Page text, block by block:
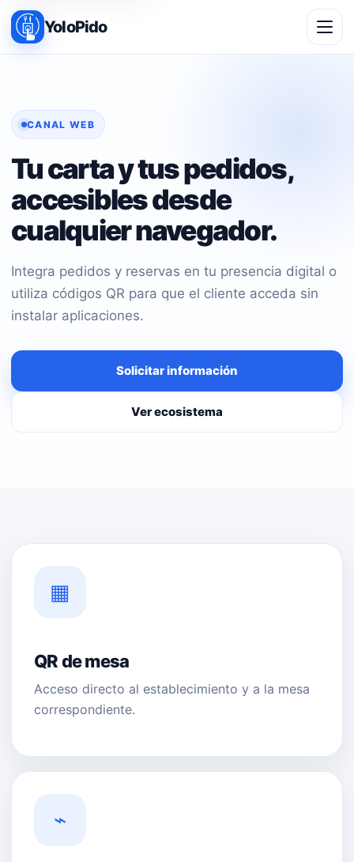
YoloPido
CANAL WEB
Tu carta y tus pedidos,
accesibles desde
cualquier navegador.
Integra pedidos y reservas en tu presencia digital o
utiliza códigos QR para que el cliente acceda sin
instalar aplicaciones.
Solicitar información
Ver ecosistema
▦
QR de mesa
Acceso directo al establecimiento y a la mesa
correspondiente.
⌁